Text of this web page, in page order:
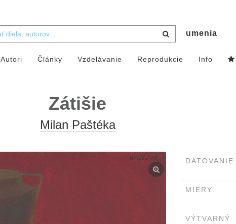
umenia
Autori Články Vzdelávanie Reprodukcie Info
Zátišie
Milan Paštéka
DATOVANIE:
MIERY:
VÝTVARNÝ